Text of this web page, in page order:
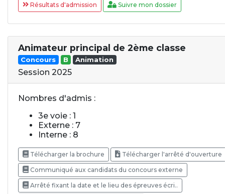
Résultats d'admission Suivre mon dossier
Animateur principal de 2ème classe
Concours B Animation
Session 2025
Nombres d'admis :
3e voie : 1
Externe : 7
Interne : 8
Télécharger la brochure Télécharger l'arrêté d'ouverture
Communiqué aux candidats du concours externe
Arrêté fixant la date et le lieu des épreuves écri..